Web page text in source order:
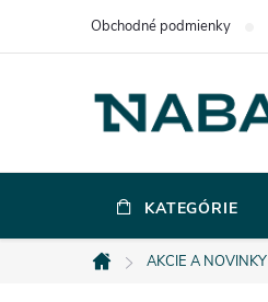
Obchodné podmienky
KATEGÓRIE
Domov
AKCIE A NOVINKY